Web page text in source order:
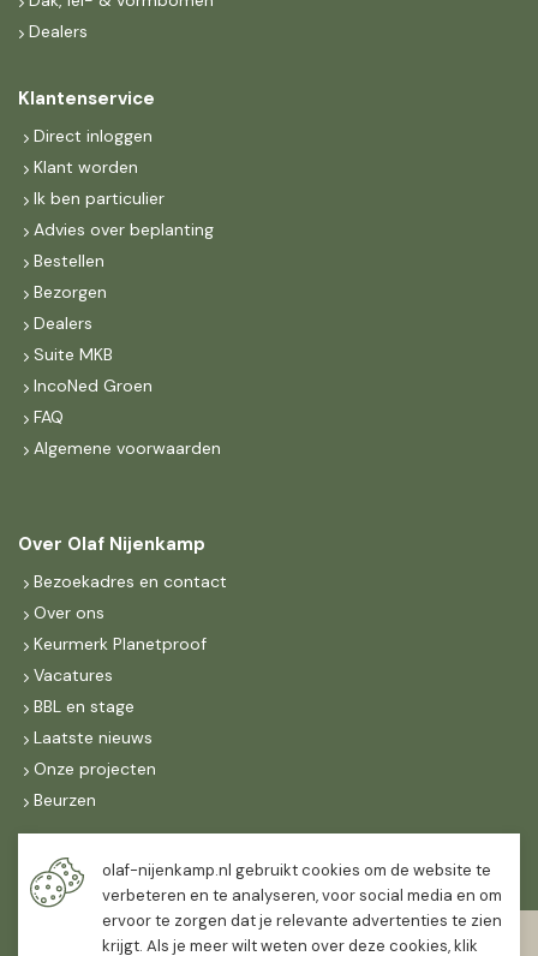
Dealers
Klantenservice
Direct inloggen
Klant worden
Ik ben particulier
Advies over beplanting
Bestellen
Bezorgen
Dealers
Suite MKB
IncoNed Groen
FAQ
Algemene voorwaarden
Over Olaf Nijenkamp
Bezoekadres en contact
Over ons
Keurmerk Planetproof
Vacatures
BBL en stage
Laatste nieuws
Onze projecten
Beurzen
Maandag t/m vrijdag
07:30-
16:30
olaf-nijenkamp.nl gebruikt cookies om de website te
verbeteren en te analyseren, voor social media en om
ervoor te zorgen dat je relevante advertenties te zien
krijgt. Als je meer wilt weten over deze cookies, klik